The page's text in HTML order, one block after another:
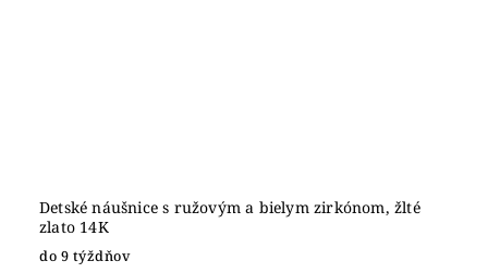
Detské náušnice s ružovým a bielym zirkónom, žlté
zlato 14K
do 9 týždňov